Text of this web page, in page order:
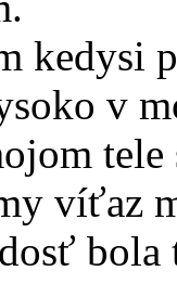
kedysi
v
tele
víťaz
bola